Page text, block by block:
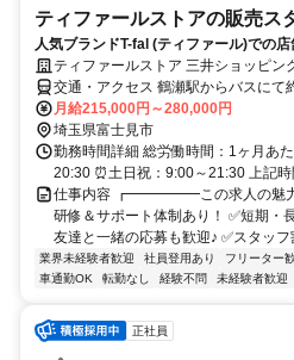
ティファールストアの販売ス
人気ブランドT-fal (ティファール)での店
ティファールストア 三井ショッピン
交通・アクセス 鶴瀬駅からバスにて
月給215,000円～280,000円
埼玉県富士見市
勤務時間詳細 総労働時間：1ヶ月あ
20:30 ⏰土日祝：9:00～21:30 上記
仕事内容 ┏━━━━━この求人の魅
研修＆サポート体制あり！ ✅短期・
友達と一緒の応募も歓迎♪ ✅スタッ
業界未経験者歓迎 社員登用あり フリーター
車通勤OK
転勤なし 経験不問 未経験者歓迎
正社員